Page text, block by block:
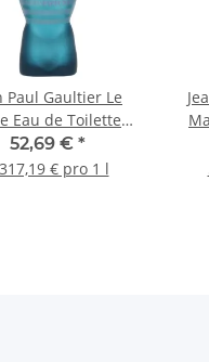
Paul Gaultier Le
Eau de Toilette
40ml
52,69 € *
€ pro 1 l